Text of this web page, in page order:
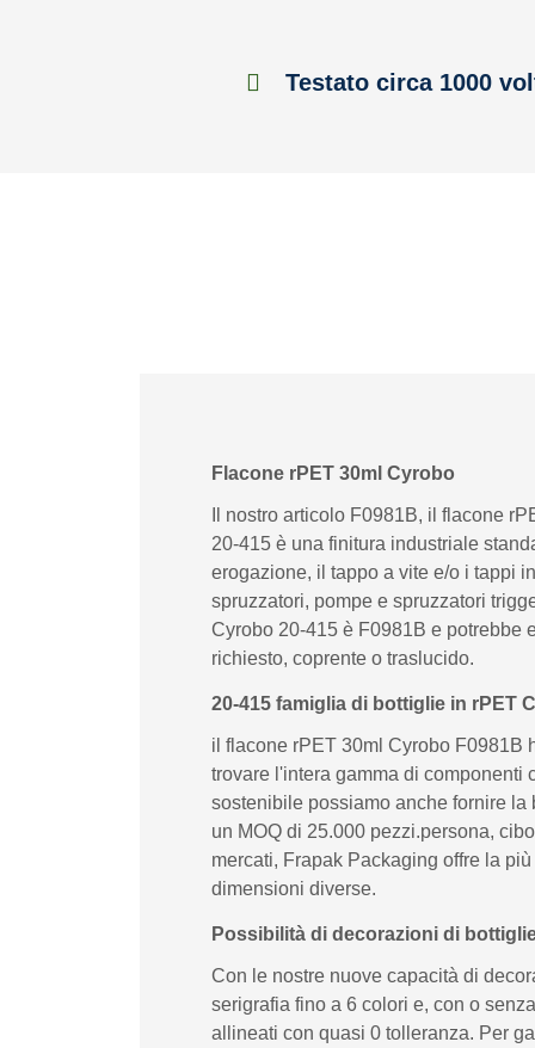
Testato circa 1000
Flacone rPET 30ml Cyrobo
Il nostro articolo F0981B, il flacone
20-415 è una finitura industriale
erogazione, il tappo a vite e/o i tappi
spruzzatori, pompe e spruzzatori
Cyrobo 20-415 è F0981B e potrebbe
richiesto, coprente o traslucido.
20-415 famiglia di bottiglie in rPET
il flacone rPET 30ml Cyrobo F0981B
trovare l'intera gamma di
sostenibile possiamo anche fornire
un MOQ di 25.000 pezzi.persona,
mercati, Frapak Packaging offre la
dimensioni diverse.
Possibilità di decorazioni di
Con le nostre nuove capacità di
serigrafia fino a 6 colori e, con o
allineati con quasi 0 tolleranza. Per